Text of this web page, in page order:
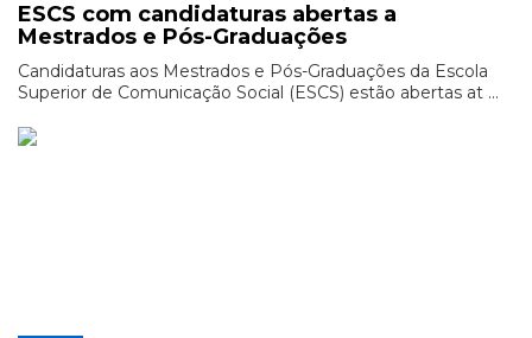
ESCS com candidaturas abertas a
Mestrados e Pós-Graduações
Candidaturas aos Mestrados e Pós-Graduações da Escola
Superior de Comunicação Social (ESCS) estão abertas at ...